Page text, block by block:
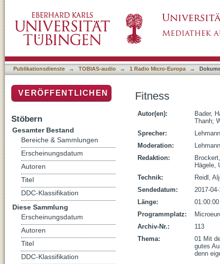
Publikationsdienste → TOBIAS-audio → 1 Radio Micro-Europa →
Fitness
Autor(en):
Bader,
Thanh;
Sprecher:
Moderation:
Redaktion:
Hägele,
Technik:
Reidl,
Sendedatum:
2017-
Länge:
01:00:00
Programmplatz:
Archiv-Nr.:
113
Thema:
01 Mit
gutes
denn
VERÖFFENTLICHEN
Stöbern
Gesamter Bestand
Bereiche & Sammlungen
Erscheinungsdatum
Autoren
Titel
DDC-Klassifikation
Diese Sammlung
Erscheinungsdatum
Autoren
Titel
DDC-Klassifikation